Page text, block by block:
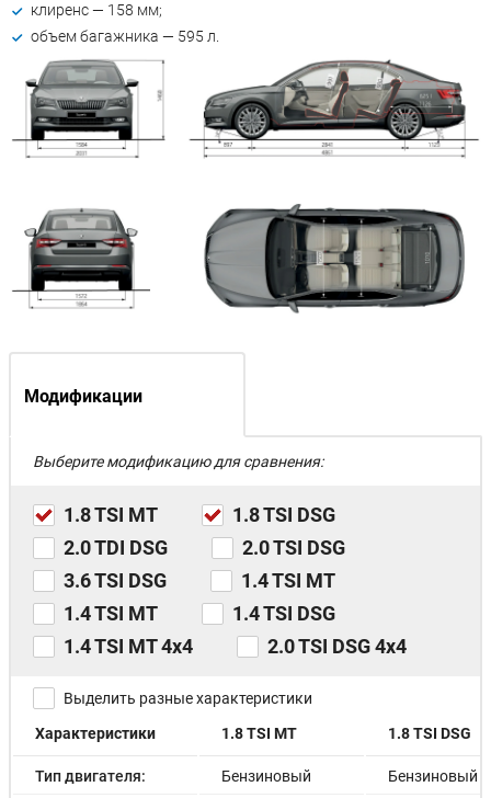
клиренс — 158 мм;
объем багажника — 595 л.
Модификации
Выберите модификацию для сравнения:
1.8 TSI MT
1.8 TSI DSG
2.0 TDI DSG
2.0 TSI DSG
3.6 TSI DSG
1.4 TSI MT
1.4 TSI MT
1.4 TSI DSG
1.4 TSI MT 4x4
2.0 TSI DSG 4x4
Выделить разные характеристики
Характеристики
1.8 TSI MT 1.8 TSI DSG
Тип двигателя: Бензиновый Бензиновый